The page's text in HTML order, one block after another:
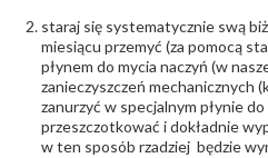
odpowiedzialny:
Północna 22
Tel. +48
Bezpieczeństwo
ostrzeżenia:
Nie nadaje się dla
Elementy w
staraj się systematycznie swą
miesiącu przemyć (za pomocą
płynem do mycia naczyń (w
zanieczyszczeń mechanicznych
zanurzyć w specjalnym płynie
przeszczotkować i dokładnie
w ten sposób rzadziej będzie